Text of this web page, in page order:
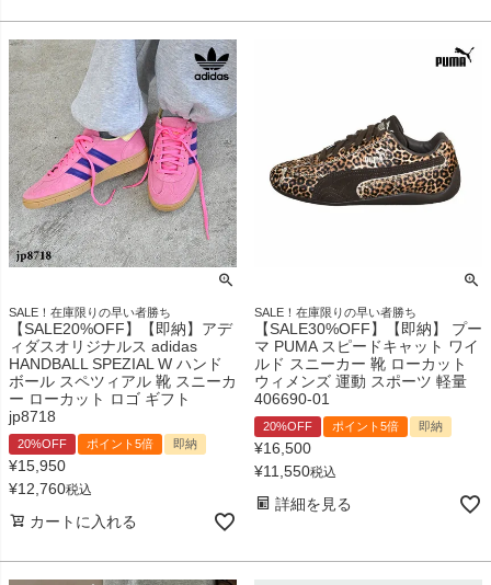
SALE！在庫限りの早い者勝ち
【SALE20%OFF】【即納】アデ
ィダスオリジナルス adidas
HANDBALL SPEZIAL W ハンド
ボール スペツィアル 靴 スニーカ
ー ローカット ロゴ ギフト
jp8718
20%OFF ポイント5倍 即納
¥15,950
¥12,760税込
カートに入れる
SALE！在庫限りの早い者勝ち
【SALE30%OFF】【即納】 プー
マ PUMA スピードキャット ワイ
ルド スニーカー 靴 ローカット
ウィメンズ 運動 スポーツ 軽量
406690-01
20%OFF ポイント5倍 即納
¥16,500
¥11,550税込
詳細を見る